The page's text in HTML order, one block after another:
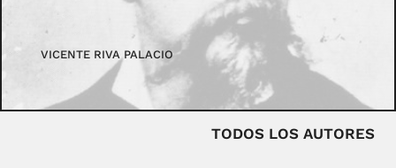
VICENTE RIVA PALACIO
TODOS LOS AUTORES